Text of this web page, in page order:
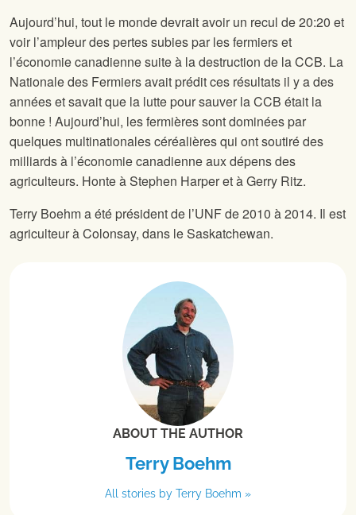
Aujourd’hui, tout le monde devrait avoir un recul de 20:20 et
voir l’ampleur des pertes subies par les fermiers et
l’économie canadienne suite à la destruction de la CCB. La
Nationale des Fermiers avait prédit ces résultats il y a des
années et savait que la lutte pour sauver la CCB était la
bonne ! Aujourd’hui, les fermières sont dominées par
quelques multinationales céréalières qui ont soutiré des
milliards à l’économie canadienne aux dépens des
agriculteurs. Honte à Stephen Harper et à Gerry Ritz.
Terry Boehm a été président de l’UNF de 2010 à 2014. Il est
agriculteur à Colonsay, dans le Saskatchewan.
ABOUT THE AUTHOR
Terry Boehm
All stories by Terry Boehm »